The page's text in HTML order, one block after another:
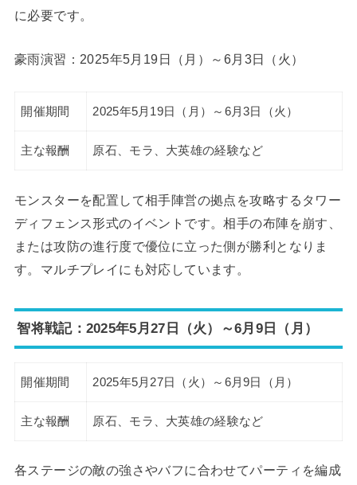
に必要です。
豪雨演習：2025年5月19日（月）～6月3日（火）
開催期間 2025年5月19日（月）～6月3日（火）
主な報酬 原石、モラ、大英雄の経験など
モンスターを配置して相手陣営の拠点を攻略するタワー
ディフェンス形式のイベントです。相手の布陣を崩す、
または攻防の進行度で優位に立った側が勝利となりま
す。マルチプレイにも対応しています。
智将戦記：2025年5月27日（火）～6月9日（月）
開催期間 2025年5月27日（火）～6月9日（月）
主な報酬 原石、モラ、大英雄の経験など
各ステージの敵の強さやバフに合わせてパーティを編成